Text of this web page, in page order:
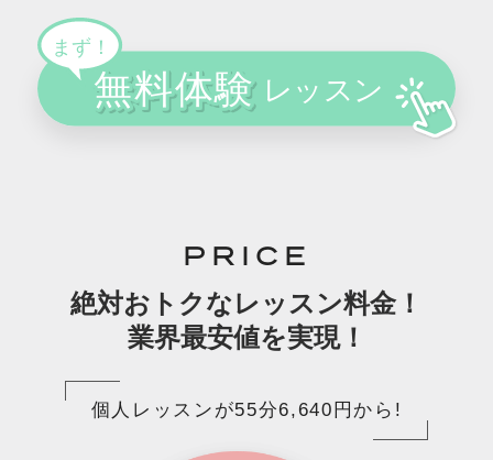
PRICE
絶対おトクなレッスン料金！
業界最安値を実現！
個人レッスンが55分6,640円から!